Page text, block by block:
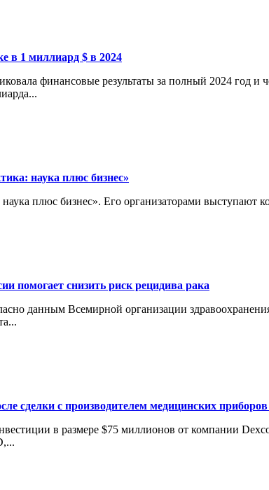
в 1 миллиард $ в 2024
финансовые результаты за полный 2024 год и
наука плюс бизнес»
плюс бизнес». Его организаторами
помогает снизить риск рецидива рака
данным Всемирной организации
сделки с производителем медицинских
в размере $75 миллионов от компании